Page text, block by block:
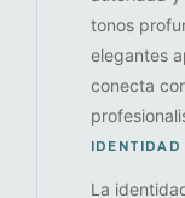
tonos
elegantes
conecta
IDENTIDAD
La